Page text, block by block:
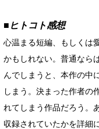
■ヒトコト感想
心温まる短編、もしくは
かもしれない。普通なら
んでしまうと、本作の中
しまう。決まった作者の
れてしまう作品だろう。
収録されていたかを詳細